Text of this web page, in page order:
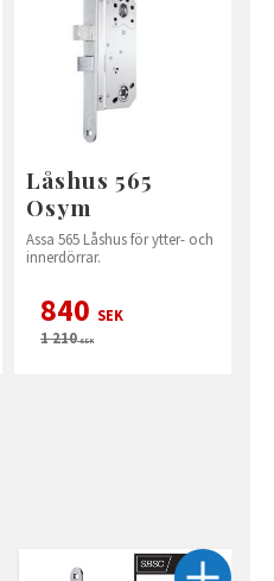
Låshus 565
Osym
Assa 565 Låshus för ytter- och
innerdörrar.
840 SEK
1 210SEK